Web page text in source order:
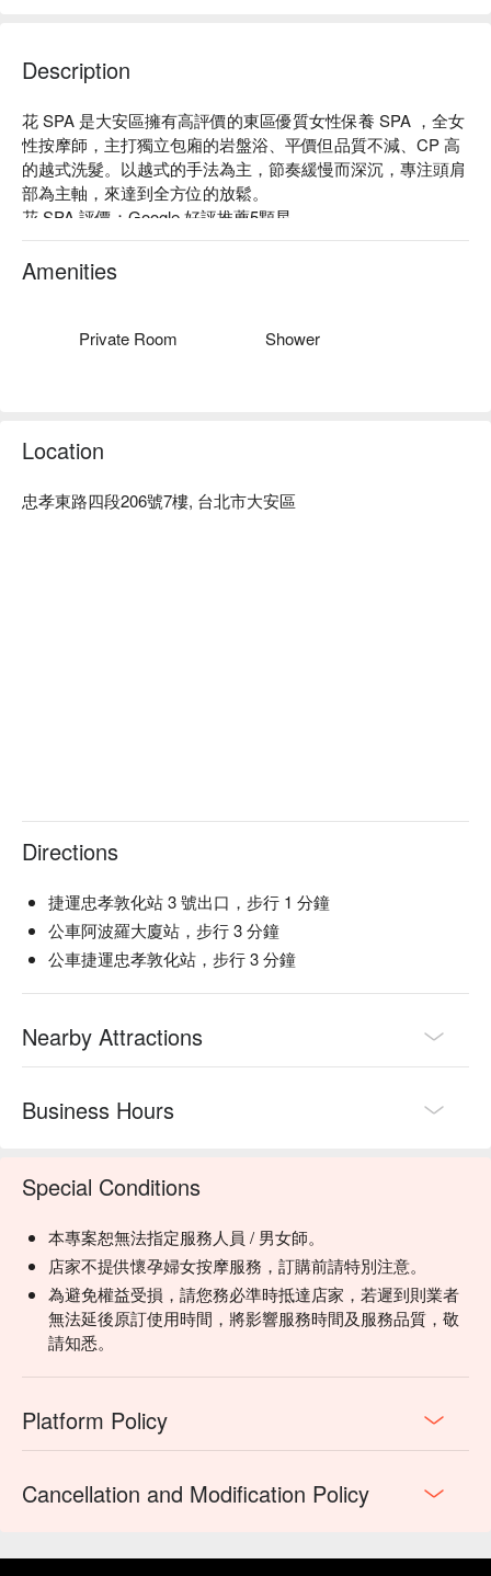
Description
花 SPA 是大安區擁有高評價的東區優質女性保養 SPA ，全女
性按摩師，主打獨立包廂的岩盤浴、平價但品質不減、CP 高
的越式洗髮。以越式的手法為主，節奏緩慢而深沉，專注頭肩
部為主軸，來達到全方位的放鬆。
花 SPA 評價：Google 好評推薦5顆星
花 SPA 提供貼心的服務，依照您的身體屬性選擇搭配頂級精
油，再運用獨特的按摩手法來讓您達到身心靈的平靜。
髮預約、花 SPA 越式洗髮優惠 立刻查看⬇︎
Amenities
Private Room Shower
Location
忠孝東路四段206號7樓, 台北市大安區
Directions
捷運忠孝敦化站 3 號出口，步行 1 分鐘
公車阿波羅大廈站，步行 3 分鐘
公車捷運忠孝敦化站，步行 3 分鐘
Nearby Attractions
Business Hours
Special Conditions
本專案恕無法指定服務人員 / 男女師。
店家不提供懷孕婦女按摩服務，訂購前請特別注意。
為避免權益受損，請您務必準時抵達店家，若遲到則業者
無法延後原訂使用時間，將影響服務時間及服務品質，敬
請知悉。
Platform Policy
Cancellation and Modification Policy